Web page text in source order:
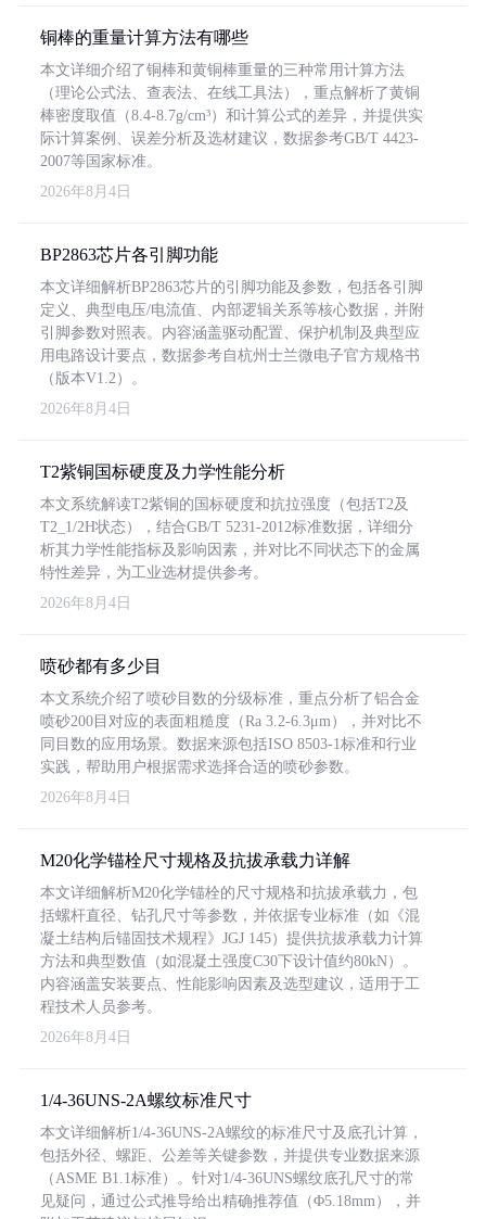
铜棒的重量计算方法有哪些
本文详细介绍了铜棒和黄铜棒重量的三种常用计算方法
（理论公式法、查表法、在线工具法），重点解析了黄铜
棒密度取值（8.4-8.7g/cm³）和计算公式的差异，并提供实
际计算案例、误差分析及选材建议，数据参考GB/T 4423-
2007等国家标准。
2026年8月4日
BP2863芯片各引脚功能
本文详细解析BP2863芯片的引脚功能及参数，包括各引脚
定义、典型电压/电流值、内部逻辑关系等核心数据，并附
引脚参数对照表。内容涵盖驱动配置、保护机制及典型应
用电路设计要点，数据参考自杭州士兰微电子官方规格书
（版本V1.2）。
2026年8月4日
T2紫铜国标硬度及力学性能分析
本文系统解读T2紫铜的国标硬度和抗拉强度（包括T2及
T2_1/2H状态），结合GB/T 5231-2012标准数据，详细分
析其力学性能指标及影响因素，并对比不同状态下的金属
特性差异，为工业选材提供参考。
2026年8月4日
喷砂都有多少目
本文系统介绍了喷砂目数的分级标准，重点分析了铝合金
喷砂200目对应的表面粗糙度（Ra 3.2-6.3μm），并对比不
同目数的应用场景。数据来源包括ISO 8503-1标准和行业
实践，帮助用户根据需求选择合适的喷砂参数。
2026年8月4日
M20化学锚栓尺寸规格及抗拔承载力详解
本文详细解析M20化学锚栓的尺寸规格和抗拔承载力，包
括螺杆直径、钻孔尺寸等参数，并依据专业标准（如《混
凝土结构后锚固技术规程》JGJ 145）提供抗拔承载力计算
方法和典型数值（如混凝土强度C30下设计值约80kN）。
内容涵盖安装要点、性能影响因素及选型建议，适用于工
程技术人员参考。
2026年8月4日
1/4-36UNS-2A螺纹标准尺寸
本文详细解析1/4-36UNS-2A螺纹的标准尺寸及底孔计算，
包括外径、螺距、公差等关键参数，并提供专业数据来源
（ASME B1.1标准）。针对1/4-36UNS螺纹底孔尺寸的常
见疑问，通过公式推导给出精确推荐值（Φ5.18mm），并